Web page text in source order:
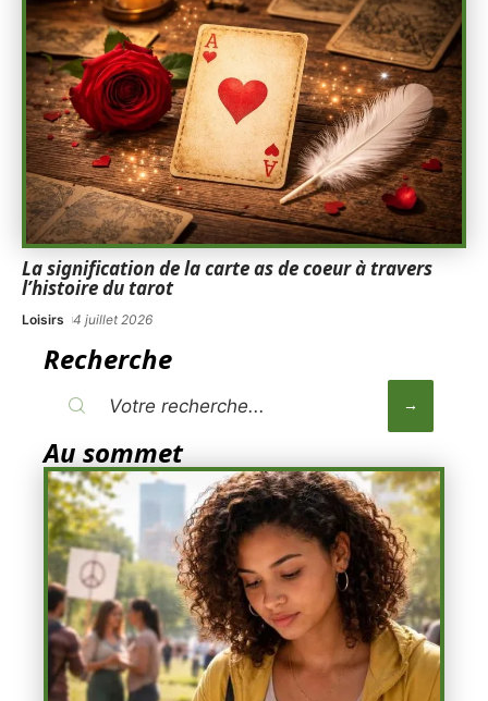
La signification de la carte as de coeur à travers
l’histoire du tarot
Loisirs 4 juillet 2026
Recherche
Au sommet